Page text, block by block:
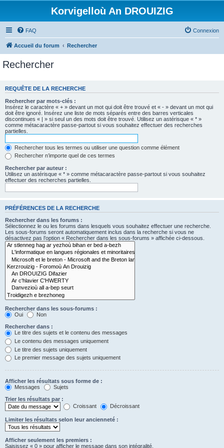
Korvigelloù An DROUIZIG
FAQ Connexion
Accueil du forum Rechercher
Rechercher
REQUÊTE DE LA RECHERCHE
Rechercher par mots-clés :
Insérez le caractère « + » devant un mot qui doit être trouvé et « - » devant un mot qui
doit être ignoré. Insérez une liste de mots séparés entre des barres verticales
discontinues « | » si seul un des mots doit être trouvé. Utilisez un astérisque « * »
comme métacaractère passe-partout si vous souhaitez effectuer des recherches
partielles.
Rechercher tous les termes ou utiliser une question comme élément
Rechercher n’importe quel de ces termes
Rechercher par auteur :
Utilisez un astérisque « * » comme métacaractère passe-partout si vous souhaitez
effectuer des recherches partielles.
PRÉFÉRENCES DE LA RECHERCHE
Rechercher dans les forums :
Sélectionnez le ou les forums dans lesquels vous souhaitez effectuer une recherche.
Les sous-forums seront automatiquement inclus dans la recherche si vous ne
désactivez pas l’option « Rechercher dans les sous-forums » affichée ci-dessous.
Rechercher dans les sous-forums :
Oui
Non
Rechercher dans :
Le titre des sujets et le contenu des messages
Le contenu des messages uniquement
Le titre des sujets uniquement
Le premier message des sujets uniquement
Afficher les résultats sous forme de :
Messages
Sujets
Trier les résultats par :
Croissant
Décroissant
Limiter les résultats selon leur ancienneté :
Afficher seulement les premiers :
Saisissez « 0 » pour afficher le message dans son intégralité.